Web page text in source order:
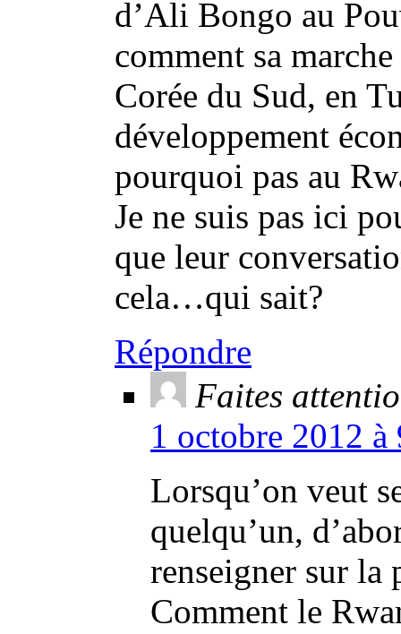
d’Ali Bongo au
comment sa
Corée du Sud, en
développement
pourquoi pas au
Je ne suis pas ici
que leur
cela…qui sait?
Répondre
Faites
1 octobre 2012
Lorsqu’on veut
quelqu’un,
renseigner sur la
Comment le